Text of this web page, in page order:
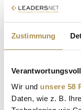
Zustimmung
Wir und unsere 58
Daten, wie z. B.